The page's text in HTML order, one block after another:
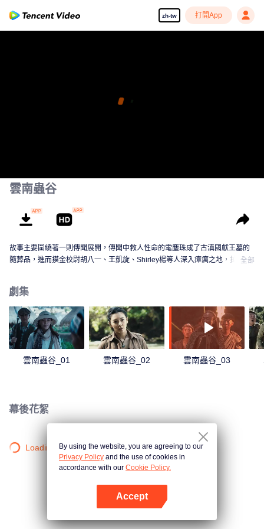
zh-tw 打開App
雲南蟲谷
故事主要圍繞著一則傳聞展開，傳聞中救人性命的雮塵珠成了古滇國獻王墓的
隨葬品，進而摸金校尉胡八一、王凱旋、Shirley楊等人深入瘴癘之地，拉開古
全部
劇集
雲南蟲谷_01 雲南蟲谷_02 雲南蟲谷_03
幕後花絮
Loading…By using the website, you are agreeing to our
Privacy Policy and the use of cookies in
accordance with our Cookie Policy.
Accept